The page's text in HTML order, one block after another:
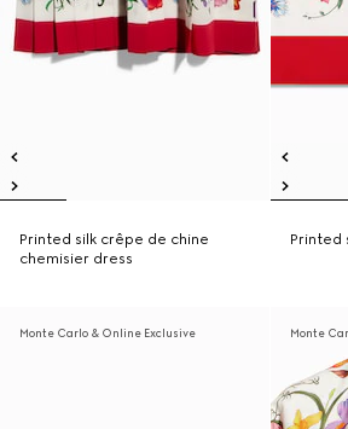
Printed silk crêpe de chine
chemisier dress
Printed
Monte Carlo & Online Exclusive Monte